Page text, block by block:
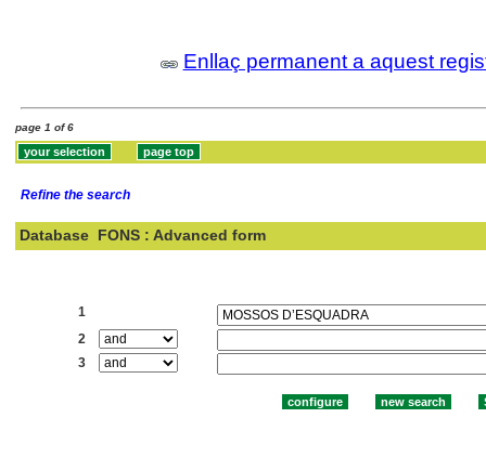
Enllaç permanent a aquest
page 1 of 6
Refine the search
Database FONS : Advanced form
1
2
3